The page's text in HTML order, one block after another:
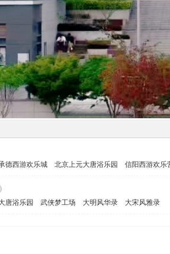
德西游欢乐城 北京上元大唐浴乐园 信阳西游欢乐
唐浴乐园 武侠梦工场 大明风华录 大宋风雅录